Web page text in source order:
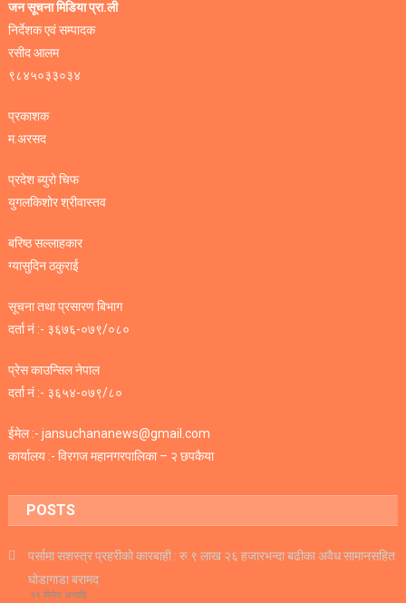
जन सूचना मिडिया प्रा.ली
निर्देशक एवं सम्पादक
रसीद आलम
९८४५०३३०३४
प्रकाशक
म.अरसद
प्रदेश ब्युरो चिफ
युगलकिशोर श्रीवास्तव
बरिष्ठ सल्लाहकार
ग्यासुदिन ठकुराई
सूचना तथा प्रसारण बिभाग
दर्ता नं :- ३६७६-०७९/०८०
प्रेस काउन्सिल नेपाल
दर्ता नं :- ३६५४-०७९/८०
ईमेल :- jansuchananews@gmail.com
कार्यालय :- विरगज महानगरपालिका – २ छपकैया
POSTS
पर्सामा सशस्त्र प्रहरीको कारबाही : रु.९ लाख २६ हजारभन्दा बढीका अवैध सामानसहित
घोडागाडा बरामद
१९ मिनेट अगाडि